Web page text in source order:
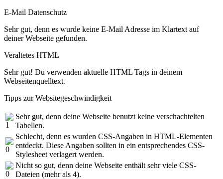
E-Mail Datenschutz
Sehr gut, denn es wurde keine E-Mail Adresse im Klartext auf
deiner Webseite gefunden.
Veraltetes HTML
Sehr gut! Du verwenden aktuelle HTML Tags in deinem
Webseitenquelltext.
Tipps zur Websitegeschwindigkeit
Sehr gut, denn deine Webseite benutzt keine verschachtelten
Tabellen.
Schlecht, denn es wurden CSS-Angaben in HTML-Elementen
entdeckt. Diese Angaben sollten in ein entsprechendes CSS-
Stylesheet verlagert werden.
Nicht so gut, denn deine Webseite enthält sehr viele CSS-
Dateien (mehr als 4).